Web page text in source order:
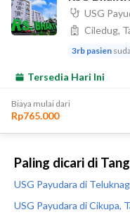
Paling dicari di
USG Payudara di
USG Payudara di Cikupa,